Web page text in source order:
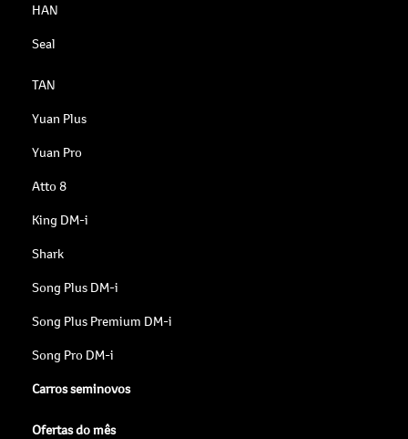
HAN
Seal
TAN
Yuan Plus
Yuan Pro
Atto 8
King DM-i
Shark
Song Plus DM-i
Song Plus Premium DM-i
Song Pro DM-i
Carros seminovos
Ofertas do mês